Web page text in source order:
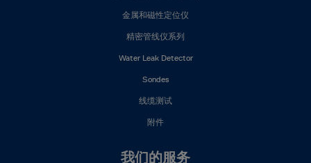
金属和磁性定位仪
精密管线仪系列
Water Leak Detector
Sondes
线缆测试
附件
我们的服务